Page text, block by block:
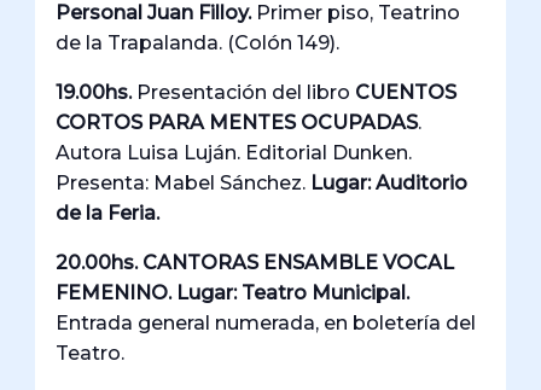
Personal Juan Filloy. Primer piso, Teatrino
de la Trapalanda. (Colón 149).
19.00hs.Presentación del libro CUENTOS
CORTOS PARA MENTES OCUPADAS.
Autora Luisa Luján. Editorial Dunken.
Presenta: Mabel Sánchez. Lugar: Auditorio
de la Feria.
20.00hs. CANTORAS ENSAMBLE VOCAL
FEMENINO. Lugar: Teatro Municipal.
Entrada general numerada, en boletería del
Teatro.